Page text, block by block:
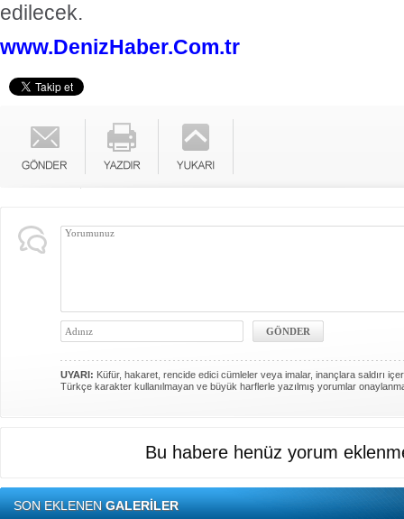
edilecek.
www.DenizHaber.Com.tr
UYARI: Küfür, hakaret, rencide edici cümleler veya imalar, inançlara saldırı
Türkçe karakter kullanılmayan ve büyük harflerle yazılmış yorumlar
Bu habere henüz yorum
SON EKLENENGALERİLER